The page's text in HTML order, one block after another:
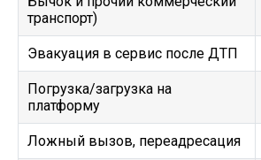
транспорт)
Эвакуация в сервис после ДТП
Погрузка/загрузка на
платформу
Ложный вызов, переадресация